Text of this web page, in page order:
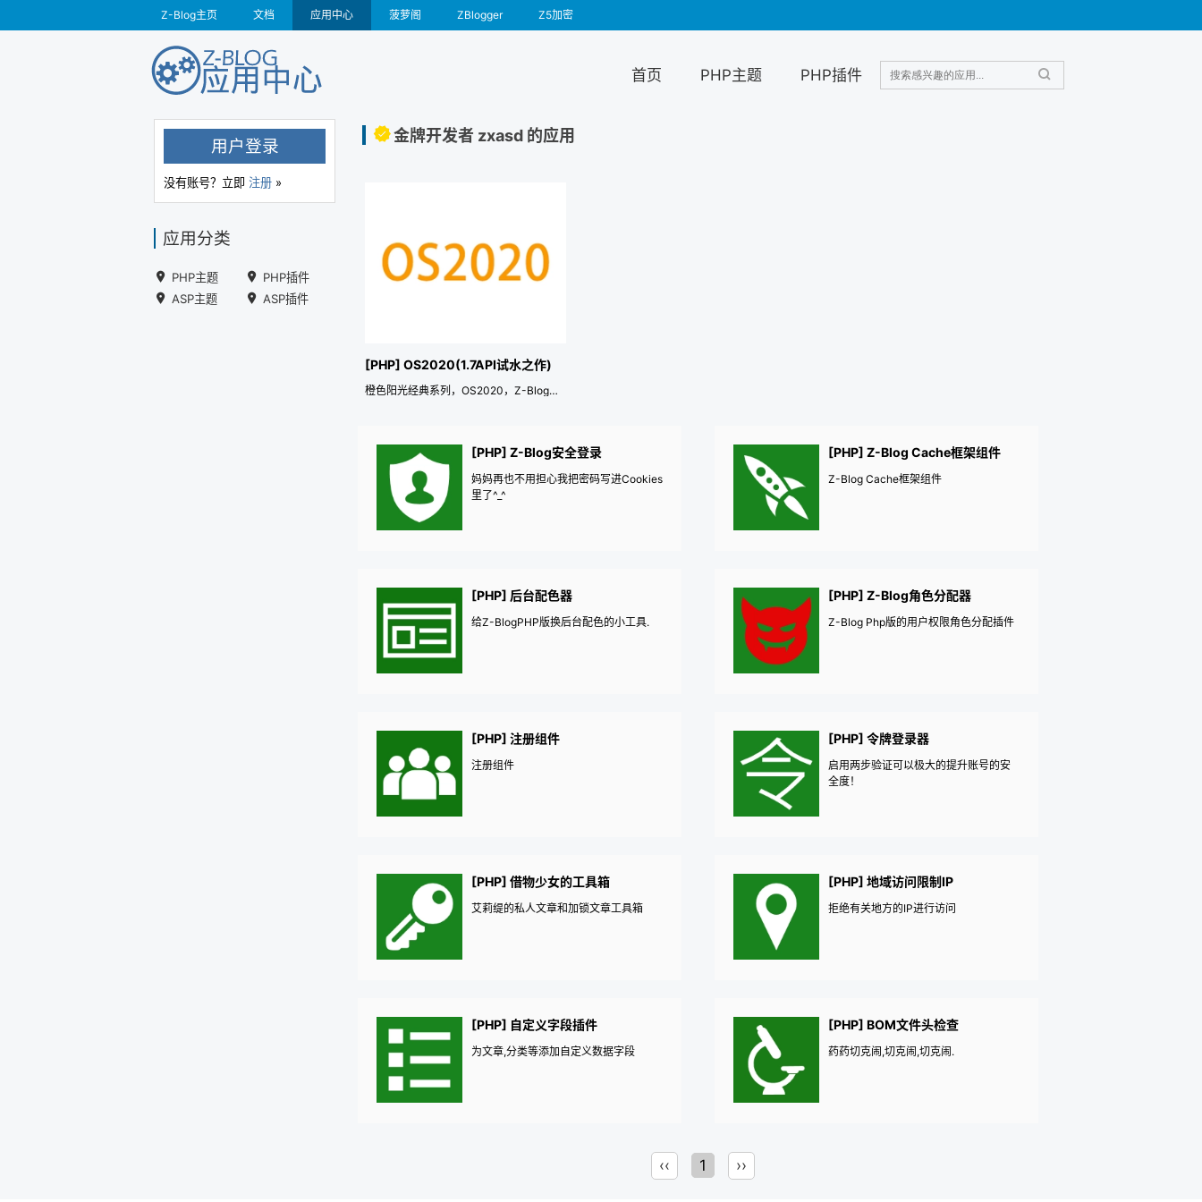
Z-Blog主页 文档 应用中心 菠萝阁 ZBlogger Z5加密
首页 PHP主题 PHP插件
金牌开发者 zxasd 的应用
[PHP] OS2020(1.7API试水之作)
橙色阳光经典系列，OS2020，Z-BlogPHP 1.7 的 API 试水之作。
[PHP] Z-Blog安全登录
妈妈再也不用担心我把密码写进Cookies
里了^_^
[PHP] Z-Blog Cache框架组件
Z-Blog Cache框架组件
[PHP] 后台配色器
给Z-BlogPHP版换后台配色的小工具.
[PHP] Z-Blog角色分配器
Z-Blog Php版的用户权限角色分配插件
[PHP] 注册组件
注册组件
[PHP] 令牌登录器
启用两步验证可以极大的提升账号的安
全度！
[PHP] 借物少女的工具箱
艾莉缇的私人文章和加锁文章工具箱
[PHP] 地域访问限制IP
拒绝有关地方的IP进行访问
[PHP] 自定义字段插件
为文章,分类等添加自定义数据字段
[PHP] BOM文件头检查
药药切克闹,切克闹,切克闹.
‹‹ 1 ››
用户登录
没有账号？立即 注册 »
应用分类
PHP主题
PHP插件
ASP主题
ASP插件